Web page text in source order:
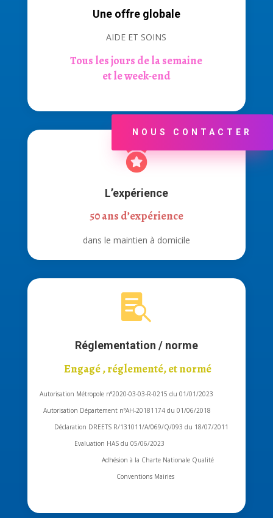
NOUS CONTACTER
Une offre globale
AIDE ET SOINS
Tous les jours de la semaine
et le week-end

L’expérience
50 ans d’expérience
dans le maintien à domicile

Réglementation / norme
Engagé , réglementé, et normé
Autorisation Métropole n°2020-03-03-R-0215 du 01/01/2023
Autorisation Département n°AH-20181174 du 01/06/2018
Déclaration DREETS R/131011/A/069/Q/093 du 18/07/2011
Evaluation HAS du 05/06/2023
Adhésion à la Charte Nationale Qualité
Conventions Mairies